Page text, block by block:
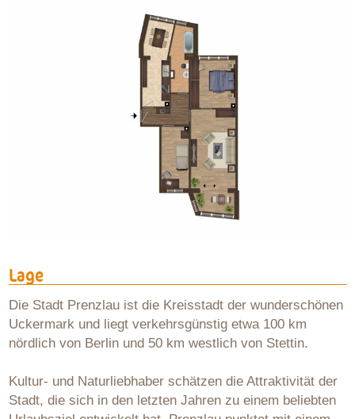
Lage
Die Stadt Prenzlau ist die Kreisstadt der wunderschönen
Uckermark und liegt verkehrsgünstig etwa 100 km
nördlich von Berlin und 50 km westlich von Stettin.
Kultur- und Naturliebhaber schätzen die Attraktivität der
Stadt, die sich in den letzten Jahren zu einem beliebten